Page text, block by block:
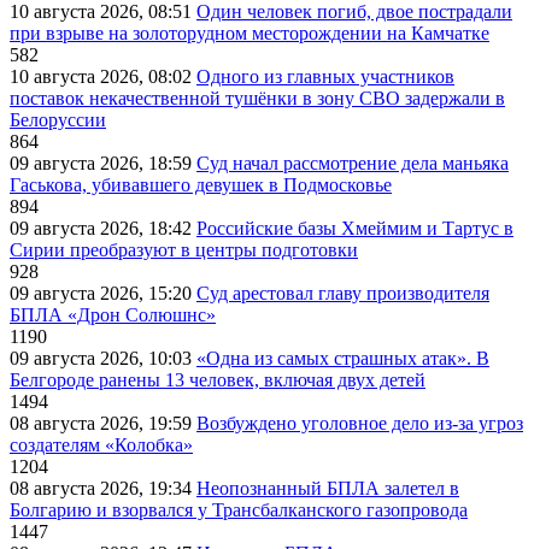
10 августа 2026, 08:51 Один человек погиб, двое пострадали
при взрыве на золоторудном месторождении на Камчатке
582
10 августа 2026, 08:02 Одного из главных участников
поставок некачественной тушёнки в зону СВО задержали в
Белоруссии
864
09 августа 2026, 18:59 Суд начал рассмотрение дела маньяка
Гаськова, убивавшего девушек в Подмосковье
894
09 августа 2026, 18:42 Российские базы Хмеймим и Тартус в
Сирии преобразуют в центры подготовки
928
09 августа 2026, 15:20 Суд арестовал главу производителя
БПЛА «Дрон Солюшнс»
1190
09 августа 2026, 10:03 «Одна из самых страшных атак». В
Белгороде ранены 13 человек, включая двух детей
1494
08 августа 2026, 19:59 Возбуждено уголовное дело из-за угроз
создателям «Колобка»
1204
08 августа 2026, 19:34 Неопознанный БПЛА залетел в
Болгарию и взорвался у Трансбалканского газопровода
1447